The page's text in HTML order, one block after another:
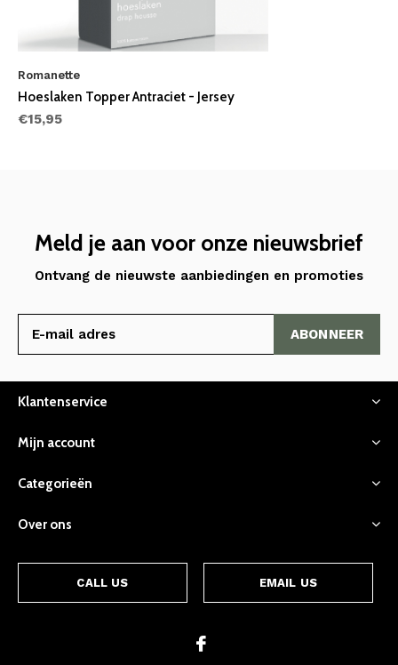
Romanette
Hoeslaken Topper Antraciet - Jersey
€15,95
Meld je aan voor onze nieuwsbrief
Ontvang de nieuwste aanbiedingen en promoties
ABONNEER
Klantenservice
Mijn account
Categorieën
Over ons
CALL US EMAIL US